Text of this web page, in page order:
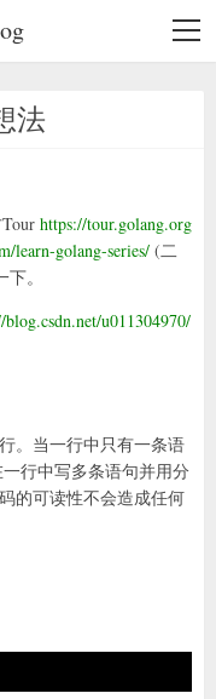
法
https://tour.golang.org
learn-golang-series/ (二
。
blog.csdn.net/u011304970/
。当一行中只有一条语
行中写多条语句并用分
的可读性不会造成任何